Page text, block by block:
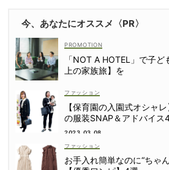
今、あなたにオススメ〈PR〉
「NOT A HOTEL」で子
上の家族旅】を
ファッション
【保育園の入園式オシャ
の服装SNAP＆アドバイス
2023.03.08
ファッション
お手入れ簡単なのに“ちゃ